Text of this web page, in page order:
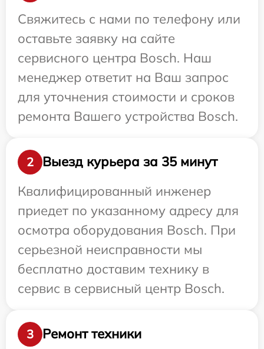
Свяжитесь с нами по телефону или
оставьте заявку на сайте
сервисного центра Bosch. Наш
менеджер ответит на Ваш запрос
для уточнения стоимости и сроков
ремонта Вашего устройства Bosch.
2
Выезд курьера за 35 минут
Квалифицированный инженер
приедет по указанному адресу для
осмотра оборудования Bosch. При
серьезной неисправности мы
бесплатно доставим технику в
сервис в сервисный центр Bosch.
3 Ремонт техники